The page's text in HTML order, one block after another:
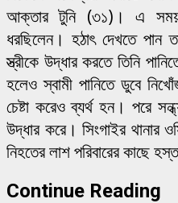
আক্তার টুনি (৩১)। এ সময়
ধরছিলেন। হঠাৎ দেখতে পান
স্ত্রীকে উদ্ধার করতে তিনি
হলেও স্বামী পানিতে ডুবে
চেষ্টা করেও ব্যর্থ হন। পরে
উদ্ধার করে। সিংগাইর থানার
নিহতের লাশ পরিবারের কাছে
Continue Reading